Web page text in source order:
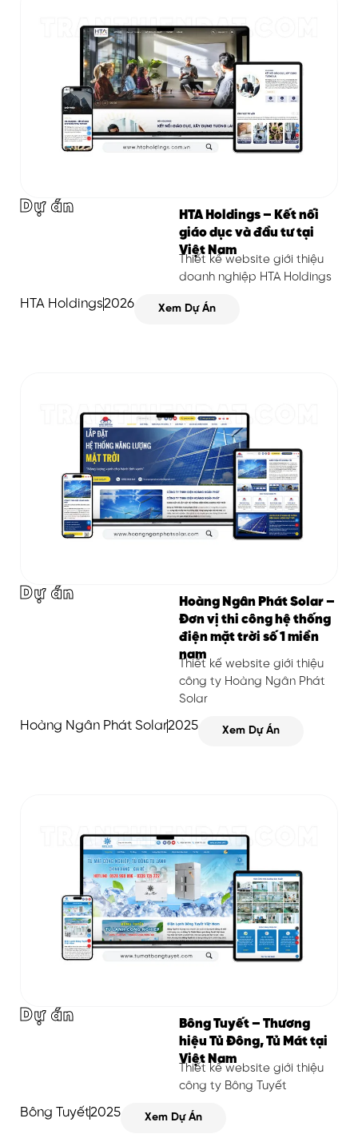
Dự án
HTA Holdings – Kết nối
giáo dục và đầu tư tại
Việt Nam
Thiết kế website giới thiệu
doanh nghiệp HTA Holdings
HTA Holdings2026 Xem Dự Án
Dự án
Hoàng Ngân Phát Solar –
Đơn vị thi công hệ thống
điện mặt trời số 1 miền
nam
Thiết kế website giới thiệu
công ty Hoàng Ngân Phát
Solar
Hoàng Ngân Phát Solar2025 Xem Dự Án
Dự án
Bông Tuyết – Thương
hiệu Tủ Đông, Tủ Mát tại
Việt Nam
Thiết kế website giới thiệu
công ty Bông Tuyết
Bông Tuyết2025 Xem Dự Án